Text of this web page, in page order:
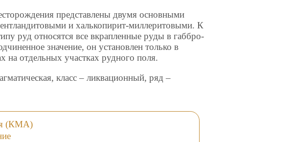
представлены двумя основными
и халькопирит-миллеритовыми. К
руд относятся все вкрапленные руды в габбро-
значение, он установлен только в
на отдельных участках рудного поля.
класс – ликвационный, ряд –
(КМА)